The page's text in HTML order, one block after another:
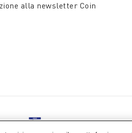
alla newsletter Coin